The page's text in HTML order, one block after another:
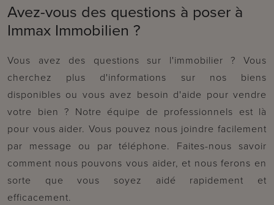
Avez-vous des questions à poser à
Immax Immobilien ?
Vous avez des questions sur l'immobilier ? Vous
cherchez plus d'informations sur nos biens
disponibles ou vous avez besoin d'aide pour vendre
votre bien ? Notre équipe de professionnels est là
pour vous aider. Vous pouvez nous joindre facilement
par message ou par téléphone. Faites-nous savoir
comment nous pouvons vous aider, et nous ferons en
sorte que vous soyez aidé rapidement et
efficacement.